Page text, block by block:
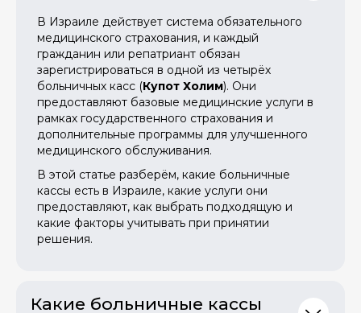
В Израиле действует система обязательного
медицинского страхования, и каждый
гражданин или репатриант обязан
зарегистрироваться в одной из четырёх
больничных касс (Купот Холим). Они
предоставляют базовые медицинские услуги в
рамках государственного страхования и
дополнительные программы для улучшенного
медицинского обслуживания.
В этой статье разберём, какие больничные
кассы есть в Израиле, какие услуги они
предоставляют, как выбрать подходящую и
какие факторы учитывать при принятии
решения.
Какие больничные кассы